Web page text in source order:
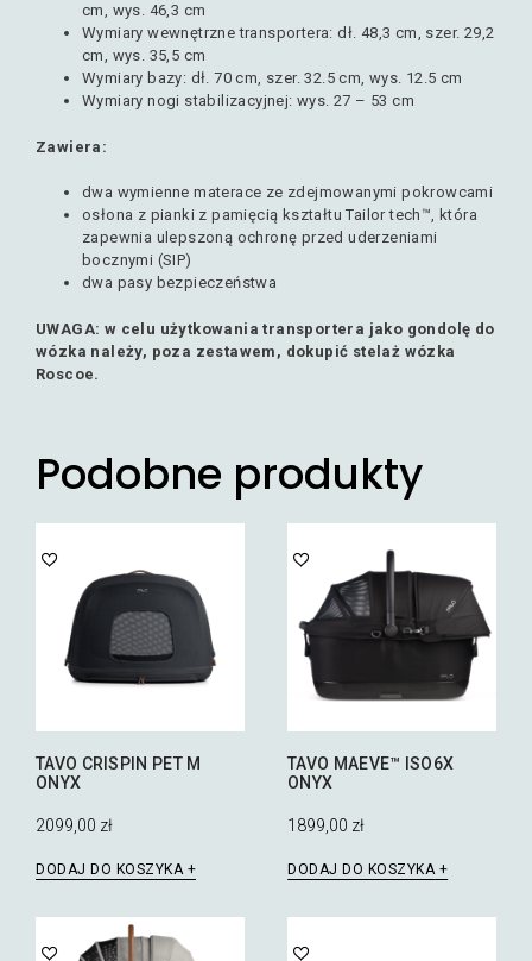
cm, wys. 46,3 cm
Wymiary wewnętrzne transportera: dł. 48,3 cm, szer. 29,2
cm, wys. 35,5 cm
Wymiary bazy: dł. 70 cm, szer. 32.5 cm, wys. 12.5 cm
Wymiary nogi stabilizacyjnej: wys. 27 – 53 cm
Zawiera :
dwa wymienne materace ze zdejmowanymi pokrowcami
osłona z pianki z pamięcią kształtu Tailor tech™, która
zapewnia ulepszoną ochronę przed uderzeniami
bocznymi (SIP)
dwa pasy bezpieczeństwa
UWAGA: w celu użytkowania transportera jako gondolę do
wózka należy, poza zestawem, dokupić stelaż wózka
Roscoe.
Podobne produkty
TAVO CRISPIN PET M
ONYX
2099,00 zł
DODAJ DO KOSZYKA
TAVO MAEVE™ ISO6X
ONYX
1899,00 zł
DODAJ DO KOSZYKA